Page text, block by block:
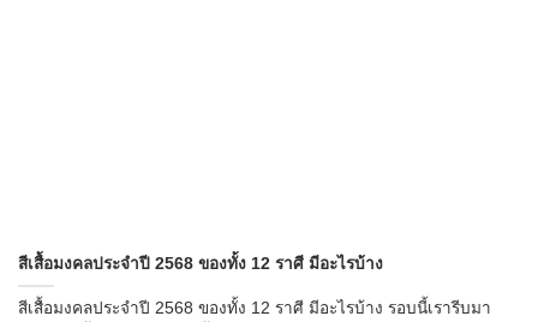
สีเสื้อมงคลประจำปี 2568 ของทั้ง 12 ราศี มีอะไรบ้าง
สีเสื้อมงคลประจำปี 2568 ของทั้ง 12 ราศี มีอะไรบ้าง รอบนี้เรารีบมา